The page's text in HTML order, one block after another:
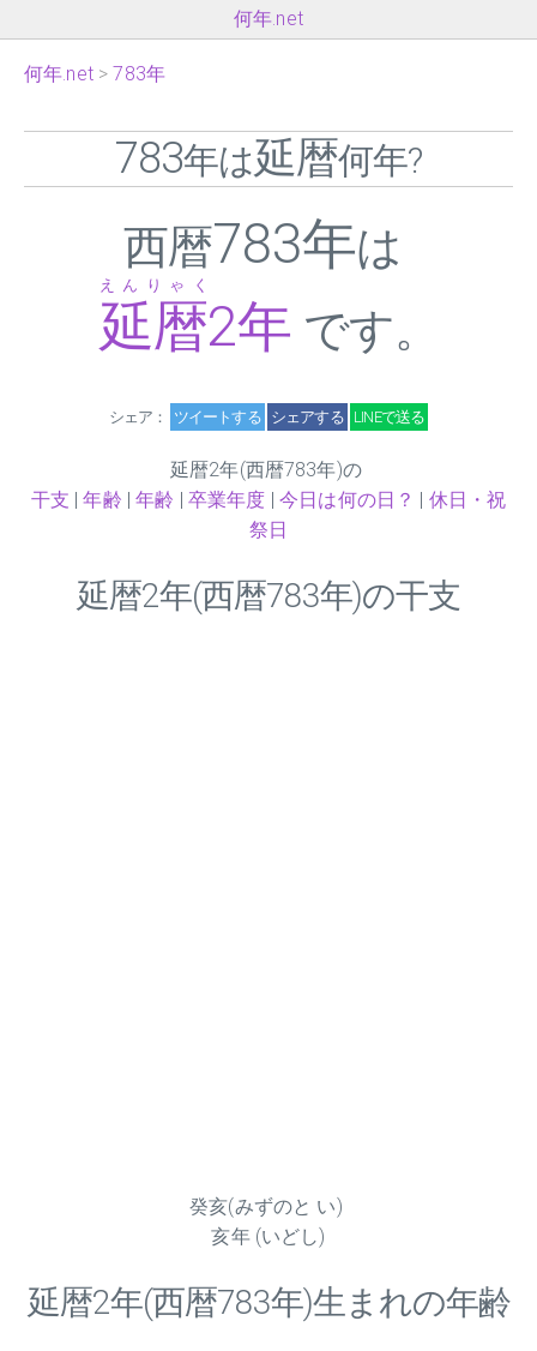
何年.net
何年.net 783年
783年は延暦何年?
西暦783年は
延暦2年
えんりゃく
です。
シェア： ツイートする シェアする LINEで送る
延暦2年(西暦783年)の
干支 |年齢 |年齢 |卒業年度 |今日は何の日？ | 休日・祝
祭日
延暦2年(西暦783年)の干支
癸亥(みずのと い)
亥年 (いどし)
延暦2年(西暦783年)生まれの年齢